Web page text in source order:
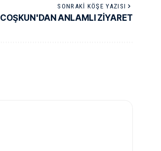
SONRAKI KÖŞE YAZISI
COŞKUN'DAN ANLAMLI ZİYARET